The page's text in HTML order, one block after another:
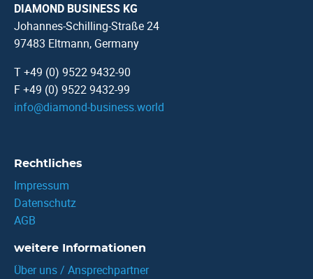
DIAMOND BUSINESS KG
Johannes-Schilling-Straße 24
97483 Eltmann, Germany
T +49 (0) 9522 9432-90
F +49 (0) 9522 9432-99
info@diamond-business.world
Rechtliches
Impressum
Datenschutz
AGB
weitere Informationen
Über uns / Ansprechpartner